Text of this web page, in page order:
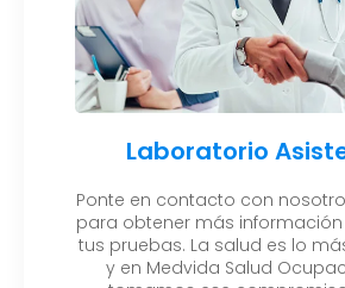
Laboratorio
Ponte en contacto con
para obtener más
tus pruebas. La salud es lo
y en Medvida Salud